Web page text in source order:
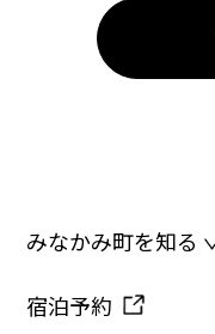
みなかみ町を知る
宿泊予約